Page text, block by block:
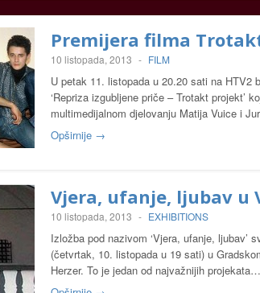
Premijera filma
10 listopada, 2013 - FILM
U petak 11. listopada u 20.20 sati na HTV2
‘Repriza izgubljene priče – Trotakt projekt’
multimedijalnom djelovanju Matija Vuice i
Opširnije →
Vjera, ufanje, ljubav u
10 listopada, 2013 - EXHIBITIONS
Izložba pod nazivom ‘Vjera, ufanje, ljubav’
(četvrtak, 10. listopada u 19 sati) u
Herzer. To je jedan od najvažnijih projekata…